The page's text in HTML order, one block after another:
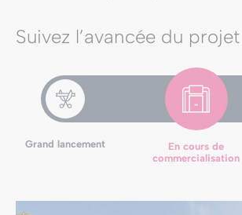
Suivez l’avancée du
Grand lancement
En cours de
commercialisation